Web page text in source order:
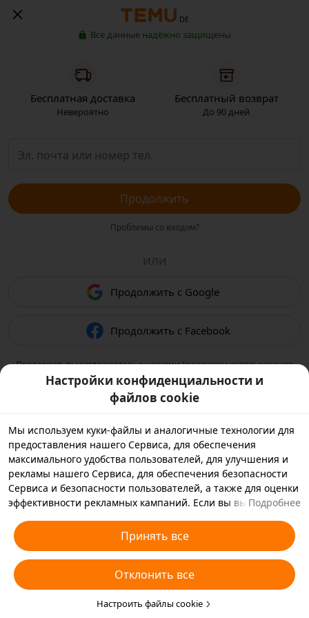
DE
Все данные надёжно защищены
Бесплатная доставка
Невероятно
Бесплатный возврат
До 90 дней
Продолжить
Проблемы со входом?
ИЛИ
Продолжить с Google
Продолжить с Facebook
Продолжая, вы соглашаетесь с нашимиУсловиями использования
и подтверждаете, что прочитали нашу Политику
конфиденциальности
Настройки конфиденциальности и
файлов cookie
Мы используем куки-файлы и аналогичные технологии для
предоставления нашего Сервиса, для обеспечения
максимального удобства пользователей, для улучшения и
рекламы нашего Сервиса, для обеспечения безопасности
Сервиса и безопасности пользователей, а также для оценки
эффективности рекламных кампаний. Если вы выбираете
с которыми мы работаем, будем хранить куки-файлы и
использовать аналогичные технологии на вашем
устройстве в рекламных целях. Вы также можете выбрать
«Отклонить все», чтобы отклонить все необязательные
куки-файлы, или выбрать, какие типы куки-файлов
необходимо принять или отклонить. Для этого нажмите
Подробнее
Принять все
Отклонить все
Настроить файлы cookie